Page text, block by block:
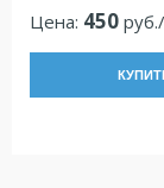
Цена: 450